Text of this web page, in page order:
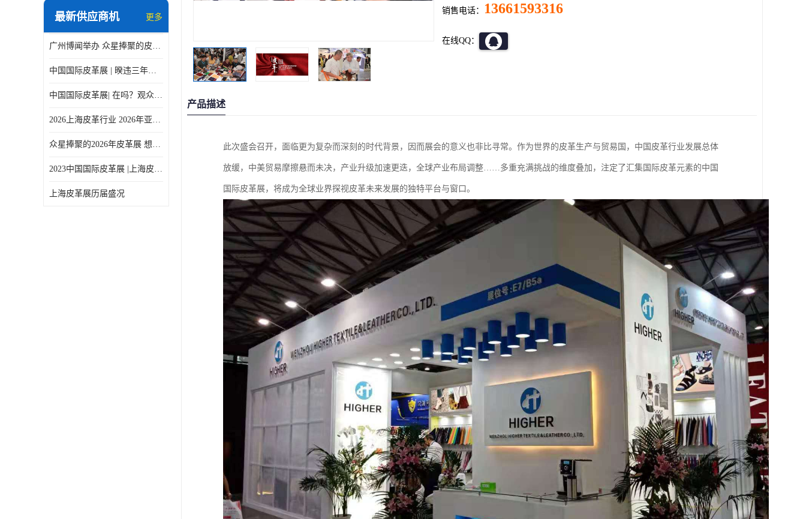
最新供应商机 更多
广州博闻举办 众星捧聚的皮革展
中国国际皮革展 | 暌违三年，9月上海见！
中国国际皮革展| 在吗？观众预登记在线Cue你了
2026上海皮革行业 2026年亚太皮革展上海展
众星捧聚的2026年皮革展 想参加
2023中国国际皮革展 |上海皮革展 |行业盛事回归，重振中国皮革业
上海皮革展历届盛况
销售电话： 13661593316
在线QQ：
产品描述
此次盛会召开，面临更为复杂而深刻的时代背景，因而展会的意义也非比寻常。作为世界的皮革生产与贸易国，中国皮革行业发展总体
放缓，中美贸易摩擦悬而未决，产业升级加速更迭，全球产业布局调整……多重充满挑战的维度叠加，注定了汇集国际皮革元素的中国
国际皮革展，将成为全球业界探视皮革未来发展的独特平台与窗口。